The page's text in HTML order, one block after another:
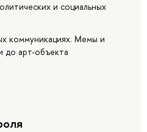
и социальных
коммуникациях. Мемы и
до арт-объекта